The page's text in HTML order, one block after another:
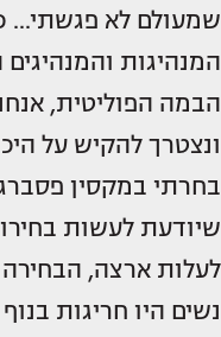
שמעולם לא פגשתי...
המנהיגות
הבמה הפוליטית,
ונצטרך להקיש על
בחרתי במקסין פסברג
שיודעת לעשות
לעלות ארצה,
נשים היו חריגות